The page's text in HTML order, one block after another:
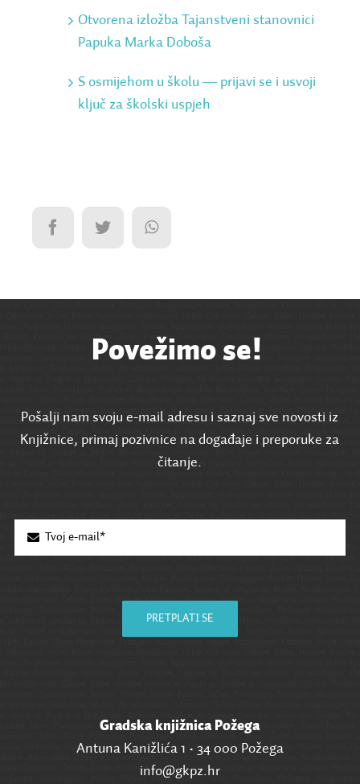
Otvorena izložba Tajanstveni stanovnici
Papuka Marka Doboša
S osmijehom u školu ― prijavi se i usvoji
ključ za školski uspjeh
Povežimo se!
Pošalji nam svoju e-mail adresu i saznaj sve novosti iz
Knjižnice, primaj pozivnice na događaje i preporuke za
čitanje.
PRETPLATI SE
Gradska knjižnica Požega
Antuna Kanižlića 1 • 34 000 Požega
info@gkpz.hr